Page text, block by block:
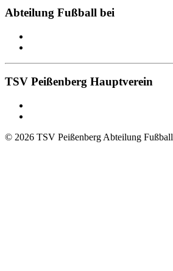
Abteilung Fußball bei
TSV Peißenberg Hauptverein
© 2026 TSV Peißenberg Abteilung Fußball